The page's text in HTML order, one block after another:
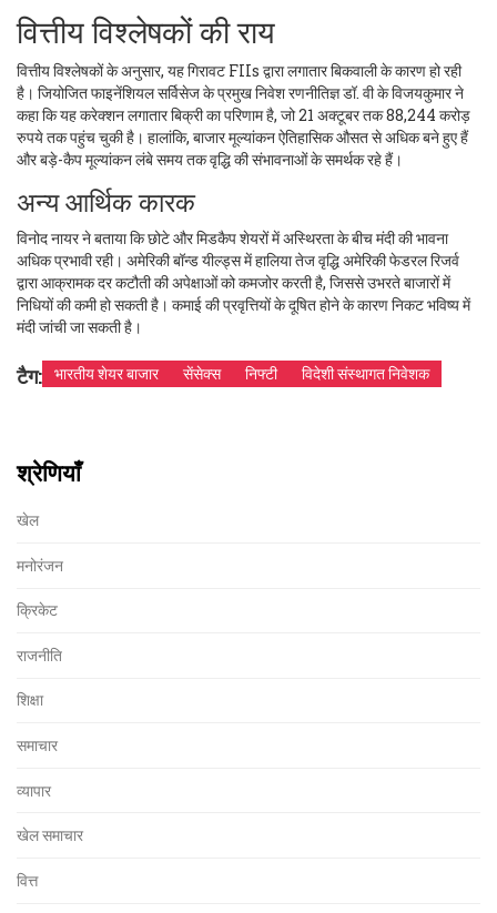
वित्तीय विश्लेषकों की राय
वित्तीय विश्लेषकों के अनुसार, यह गिरावट FIIs द्वारा लगातार बिकवाली के कारण हो रही
है। जियोजित फाइनेंशियल सर्विसेज के प्रमुख निवेश रणनीतिज्ञ डॉ. वी के विजयकुमार ने
कहा कि यह करेक्शन लगातार बिक्री का परिणाम है, जो 21 अक्टूबर तक 88,244 करोड़
रुपये तक पहुंच चुकी है। हालांकि, बाजार मूल्यांकन ऐतिहासिक औसत से अधिक बने हुए हैं
और बड़े-कैप मूल्यांकन लंबे समय तक वृद्धि की संभावनाओं के समर्थक रहे हैं।
अन्य आर्थिक कारक
विनोद नायर ने बताया कि छोटे और मिडकैप शेयरों में अस्थिरता के बीच मंदी की भावना
अधिक प्रभावी रही। अमेरिकी बॉन्ड यील्ड्स में हालिया तेज वृद्धि अमेरिकी फेडरल रिजर्व
द्वारा आक्रामक दर कटौती की अपेक्षाओं को कमजोर करती है, जिससे उभरते बाजारों में
निधियों की कमी हो सकती है। कमाई की प्रवृत्तियों के दूषित होने के कारण निकट भविष्य में
मंदी जांची जा सकती है।
टैग: भारतीय शेयर बाजार सेंसेक्स निफ्टी विदेशी संस्थागत निवेशक
श्रेणियाँ
खेल
मनोरंजन
क्रिकेट
राजनीति
शिक्षा
समाचार
व्यापार
खेल समाचार
वित्त